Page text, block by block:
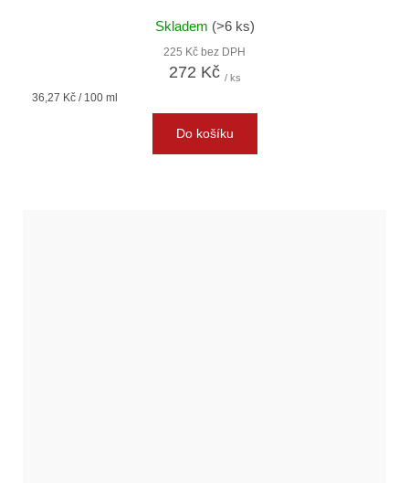
Skladem (>6 ks)
225 Kč bez DPH
272 Kč / ks
Měrná
36,27 Kč / 100 ml
Do košíku